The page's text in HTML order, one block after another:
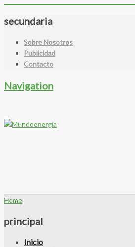
secundaria
Sobre Nosotros
Publicidad
Contacto
Navigation
Home
principal
Inicio